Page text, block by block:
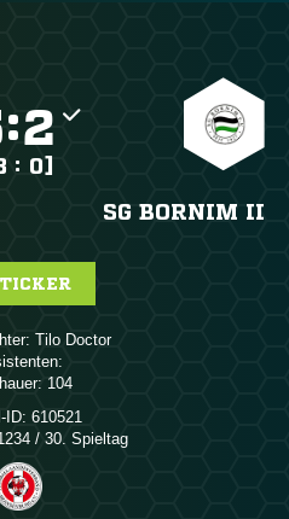
:
: 0]
SG BORNIM II
 
104
ID: 610521
/ 30. Spieltag